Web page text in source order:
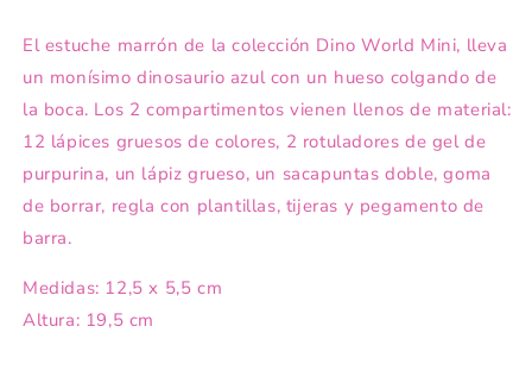
El estuche marrón de la colección Dino World Mini, lleva
un monísimo dinosaurio azul con un hueso colgando de
la boca. Los 2 compartimentos vienen llenos de material:
12 lápices gruesos de colores, 2 rotuladores de gel de
purpurina, un lápiz grueso, un sacapuntas doble, goma
de borrar, regla con plantillas, tijeras y pegamento de
barra.
Medidas: 12,5 x 5,5 cm
Altura: 19,5 cm